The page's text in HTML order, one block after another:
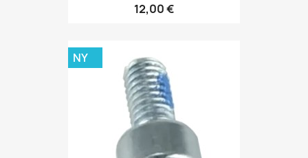
12,00 €
NY